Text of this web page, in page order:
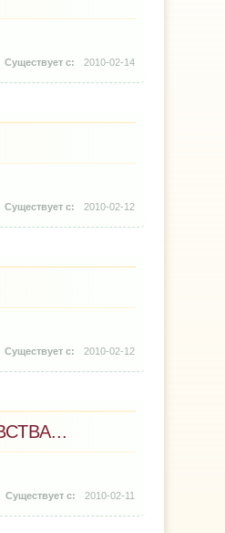
2010-02-14
2010-02-12
2010-02-12
2010-02-11